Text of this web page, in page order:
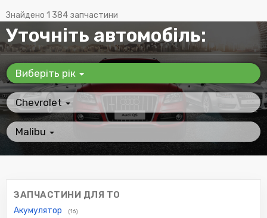
Знайдено 1 384 запчастини
Уточніть автомобіль:
Виберіть рік
Chevrolet
Malibu
ЗАПЧАСТИНИ ДЛЯ ТО
Акумулятор (16)